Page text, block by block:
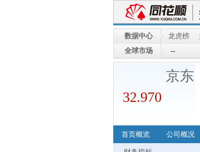
数据中心 龙虎榜
全球市场
--
京
32.970
首页概览 公司概况